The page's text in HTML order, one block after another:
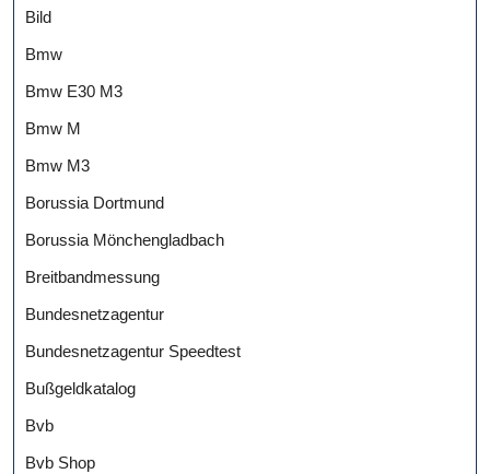
Bild
Bmw
Bmw E30 M3
Bmw M
Bmw M3
Borussia Dortmund
Borussia Mönchengladbach
Breitbandmessung
Bundesnetzagentur
Bundesnetzagentur Speedtest
Bußgeldkatalog
Bvb
Bvb Shop